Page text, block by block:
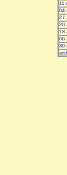
11
04
27
20
13
06
30